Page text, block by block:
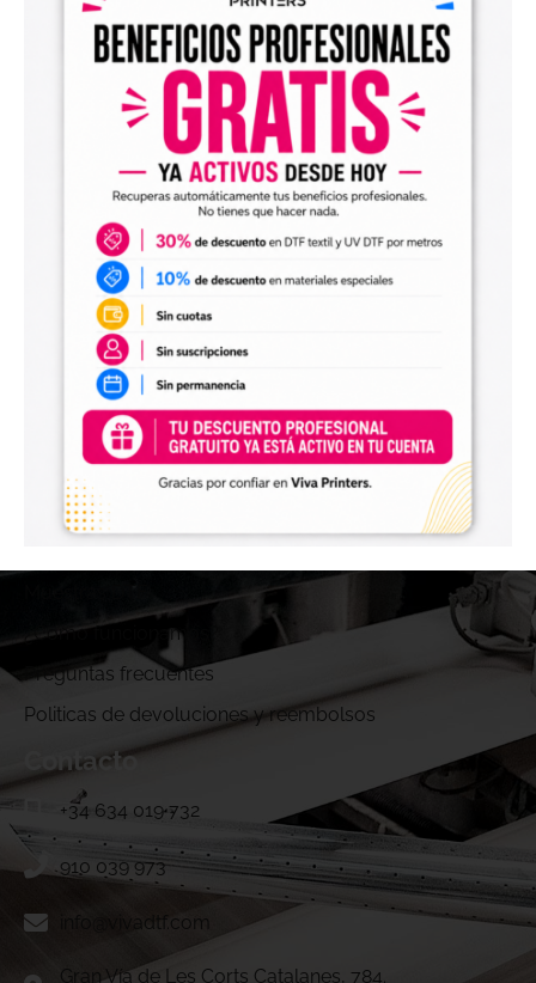
En Viva DTF nos dedicamos a laventa de DTF
en una calidad excepcional y
precios inigualables.
Transfer DTF
Personalización
Maquinaria
¿Cómo funcionamos?
Preguntas frecuentes
Politicas de devoluciones y reembolsos
Contacto
+34 634 019 732
910 039 973
info@vivadtf.com
Gran Vía de Les Corts Catalanes, 784.